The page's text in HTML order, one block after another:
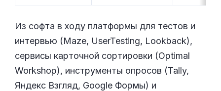
Из софта в ходу платформы для тестов и
интервью (Maze, UserTesting, Lookback),
сервисы карточной сортировки (Optimal
Workshop), инструменты опросов (Tally,
Яндекс Взгляд, Google Формы) и